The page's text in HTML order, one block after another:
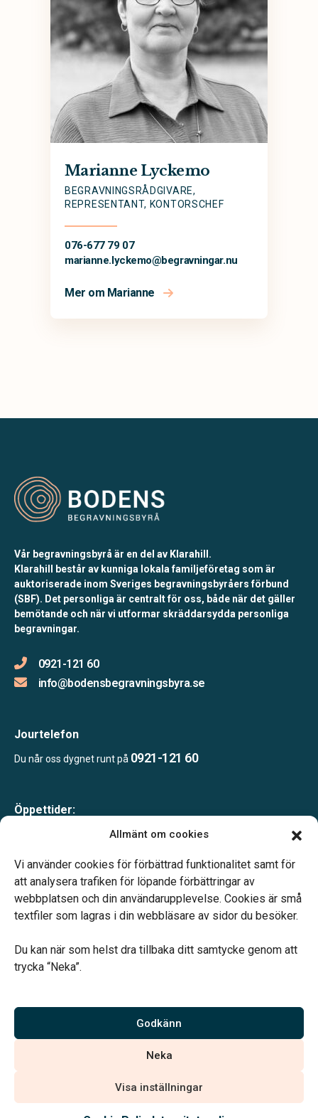
Allmänt om cookies
Vi använder cookies för förbättrad funktionalitet samt för
att analysera trafiken för löpande förbättringar av
webbplatsen och din användarupplevelse. Cookies är små
textfiler som lagras i din webbläsare av sidor du besöker.
Du kan när som helst dra tillbaka ditt samtycke genom att
trycka “Neka”.
Godkänn
Neka
Visa inställningar
Marianne Lyckemo
BEGRAVNINGSRÅDGIVARE,
REPRESENTANT, KONTORSCHEF
076-677 79 07
marianne.lyckemo@begravningar.nu
Mer om Marianne
Vår begravningsbyrå är en del av Klarahill.
Klarahill består av kunniga lokala familjeföretag som är
auktoriserade inom Sveriges begravningsbyråers förbund
(SBF). Det personliga är centralt för oss, både när det gäller
bemötande och när vi utformar skräddarsydda personliga
begravningar.
0921-121 60
info@bodensbegravningsbyra.se
Jourtelefon
Du når oss dygnet runt på 0921-121 60
Öppettider:
Lunchstängt 12.00–13.00
Telefonjour dygnet runt
Vi är auktoriserade av Sveriges Begravningsbyråers Förbund och
har högt ställda krav på utbildning, kvalitet, miljö och arbetsmiljö.